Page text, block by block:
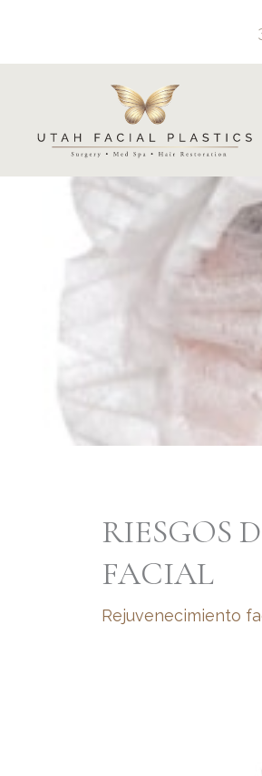
contenido
RIESGOS
FACIAL
Rejuvenecimiento